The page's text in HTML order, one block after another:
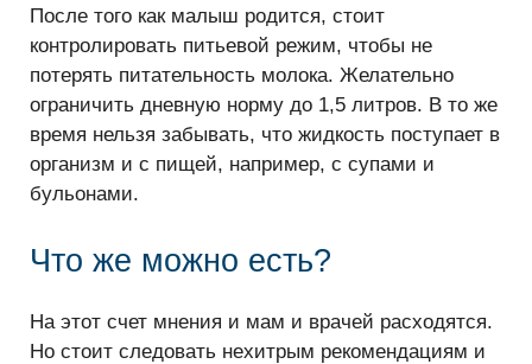
После того как малыш родится, стоит
контролировать питьевой режим, чтобы не
потерять питательность молока. Желательно
ограничить дневную норму до 1,5 литров. В то же
время нельзя забывать, что жидкость поступает в
организм и с пищей, например, с супами и
бульонами.
Что же можно есть?
На этот счет мнения и мам и врачей расходятся.
Но стоит следовать нехитрым рекомендациям и